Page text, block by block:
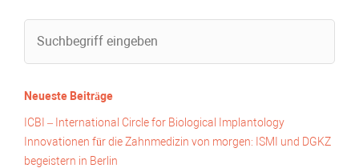
Neueste Beiträge
ICBI – International Circle for Biological Implantology
Innovationen für die Zahnmedizin von morgen: ISMI und DGKZ
begeistern in Berlin